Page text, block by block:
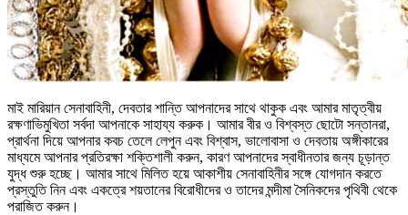
মাই মারিয়ান সেনাবাহিনী, দেবতার শান্তি আপনাদের সাথে থাকুক এবং আমার মাতৃত্বীয়
রক্ষণাভিমুখিতা সর্বদা আপনাকে সাহায্য করুক। আমার বীর ও বিশ্বস্ত ছোটো সন্তানরা,
প্রার্থনা দিয়ে আপনার কবচ তেলে লেপুন এবং বিশ্বাস, ভালোবাসা ও দেবতায় অঙ্গীকারের
মাধ্যমে আপনার প্রতিরক্ষা শক্তিশালী করুন, কারণ আপনাদের স্বাধীনতার জন্য চূড়ান্ত
যুদ্ধ শুরু হচ্ছে। আমার সাথে মিলিত হয়ে আকাশীয় সেনাবাহিনীর সঙ্গে যোগদান করতে
প্রস্তুতি নিন এবং একত্রে শয়তানের বিরোধীদের ও তাদের মন্দীমা সৈনিকদের পৃথিবী থেকে
পরাজিত করুন।